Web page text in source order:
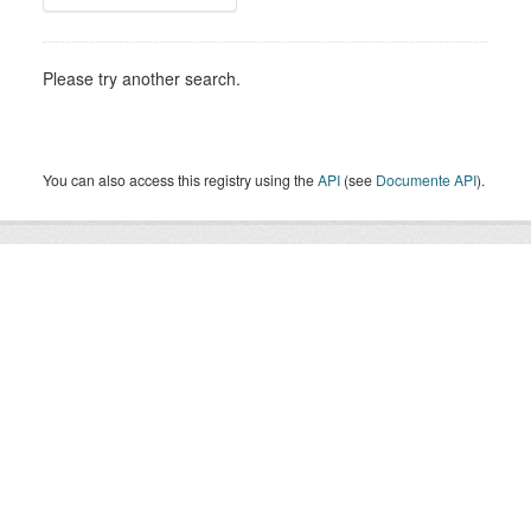
Please try another search.
You can also access this registry using theAPI (see Documente API).